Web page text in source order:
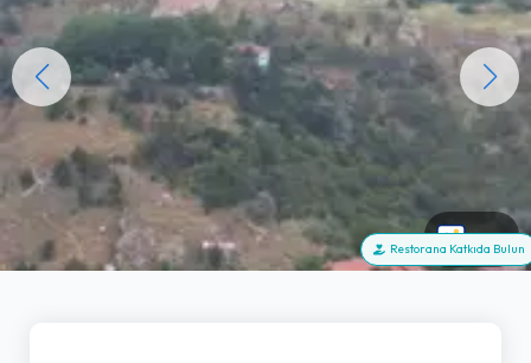
+55
Restorana Katkıda Bulun